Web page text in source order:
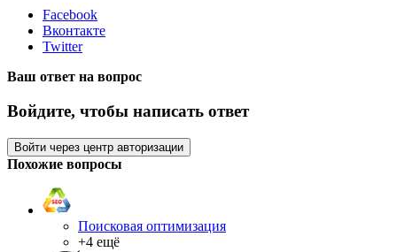
Facebook
Вконтакте
Twitter
Ваш ответ на вопрос
Войдите, чтобы написать ответ
Войти через центр авторизации
Похожие вопросы
Поисковая оптимизация
+4 ещё